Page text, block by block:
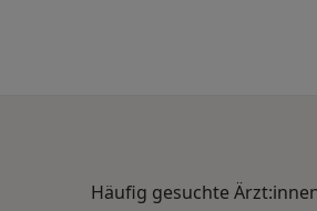
Häufig gesuchte